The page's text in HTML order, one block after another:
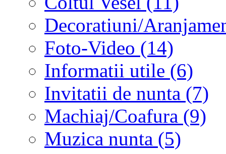
Decoratiuni/
Foto-Video (14)
Informatii utile (6)
Invitatii de nunta (7)
Machiaj/Coafura (9)
Muzica nunta (5)